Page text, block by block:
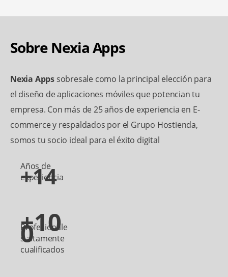
Sobre Nexia Apps
Nexia Apps sobresale como la principal elección para
el diseño de aplicaciones móviles que potencian tu
empresa. Con más de 25 años de experiencia en E-
commerce y respaldados por el Grupo Hostienda,
somos tu socio ideal para el éxito digital
+14
Años de
experiencia
+10
0
Profesionale
s altamente
cualificados